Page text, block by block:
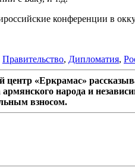
конференции в
Правительство, Дипломатия,
«Еркрамас»
народа и
взносом.